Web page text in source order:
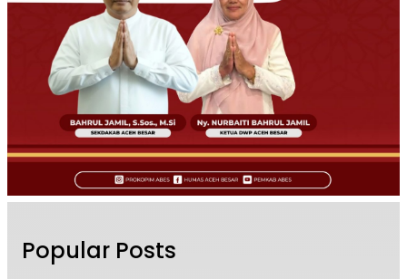
Popular Posts